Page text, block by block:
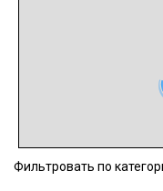
Фильтровать по